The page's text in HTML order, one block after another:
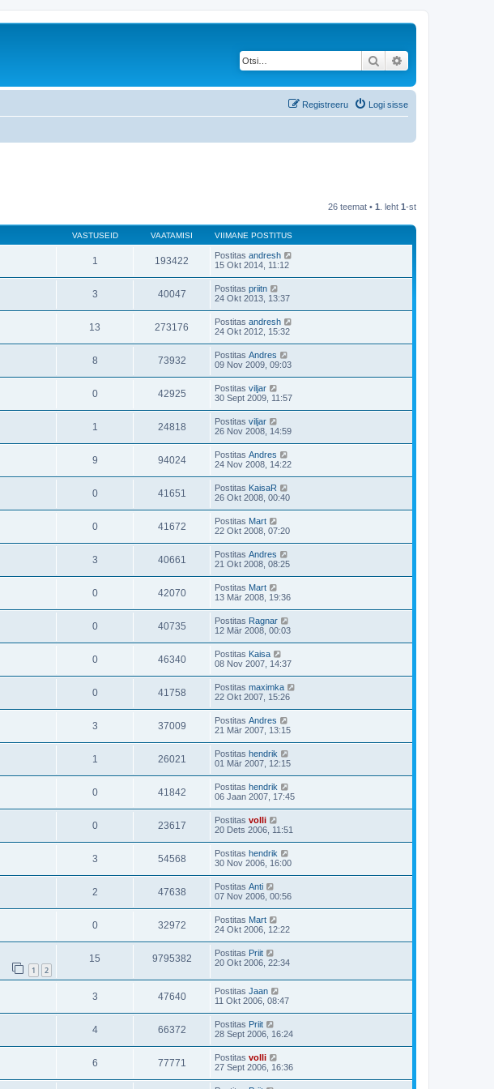
Otsi
Logi sisse
Registreeru
26 teemat • 1 . leht 1-st
VASTUSEID VAATAMISI VIIMANE POSTITUS
1 193422 Postitas andresh
15 Okt 2014, 11:12
3 40047 Postitas priitn
24 Okt 2013, 13:37
13 273176 Postitas andresh
24 Okt 2012, 15:32
8 73932 Postitas Andres
09 Nov 2009, 09:03
0 42925 Postitas viljar
30 Sept 2009, 11:57
1 24818 Postitas viljar
26 Nov 2008, 14:59
9 94024 Postitas Andres
24 Nov 2008, 14:22
0 41651 Postitas KaisaR
26 Okt 2008, 00:40
0 41672 Postitas Mart
22 Okt 2008, 07:20
3 40661 Postitas Andres
21 Okt 2008, 08:25
0 42070 Postitas Mart
13 Mär 2008, 19:36
0 40735 Postitas Ragnar
12 Mär 2008, 00:03
0 46340 Postitas Kaisa
08 Nov 2007, 14:37
0 41758 Postitas maximka
22 Okt 2007, 15:26
3 37009 Postitas Andres
21 Mär 2007, 13:15
1 26021 Postitas hendrik
01 Mär 2007, 12:15
0 41842 Postitas hendrik
06 Jaan 2007, 17:45
0 23617 Postitas volli
20 Dets 2006, 11:51
3 54568 Postitas hendrik
30 Nov 2006, 16:00
2 47638 Postitas Anti
07 Nov 2006, 00:56
0 32972 Postitas Mart
24 Okt 2006, 12:22
1 2
15 9795382 Postitas Priit
20 Okt 2006, 22:34
3 47640 Postitas Jaan
11 Okt 2006, 08:47
4 66372 Postitas Priit
28 Sept 2006, 16:24
6 77771 Postitas volli
27 Sept 2006, 16:36